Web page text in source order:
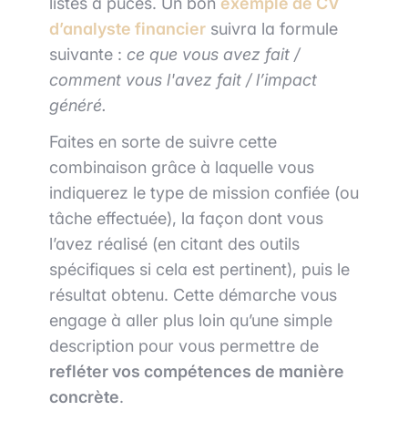
d’analyste financier suivra la formule
suivante : ce que vous avez fait /
comment vous l'avez fait / l’impact
généré.
Faites en sorte de suivre cette
combinaison grâce à laquelle vous
indiquerez le type de mission confiée (ou
tâche effectuée), la façon dont vous
l’avez réalisé (en citant des outils
spécifiques si cela est pertinent), puis le
résultat obtenu. Cette démarche vous
engage à aller plus loin qu’une simple
description pour vous permettre de
refléter vos compétences de manière
concrète.